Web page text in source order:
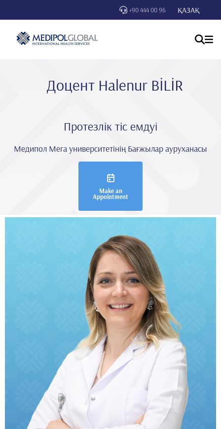
+90 444 00 96 ҚАЗАҚ
Доцент Halenur BİLİR
Протезлік тіс емдуі
Медипол Мега университетінің Бағжылар ауруханасы
Make an
Appointment